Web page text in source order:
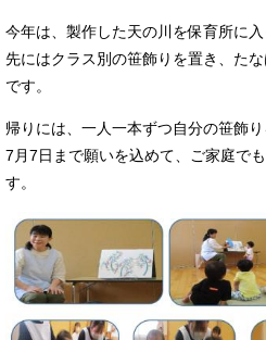
今年は、製作した天の川を保育所に
先にはクラス別の笹飾りを置き、た
です。
帰りには、一人一本ずつ自分の笹飾
7月7日まで願いを込めて、ご家庭で
す。